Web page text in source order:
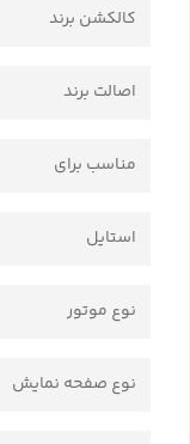
کالکشن برند
اصالت برند
مناسب برای
استایل
نوع موتور
نوع صفحه نمایش